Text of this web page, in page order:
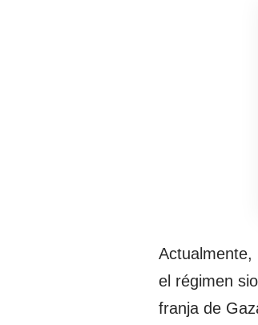
Actualmente,
el régimen
franja de